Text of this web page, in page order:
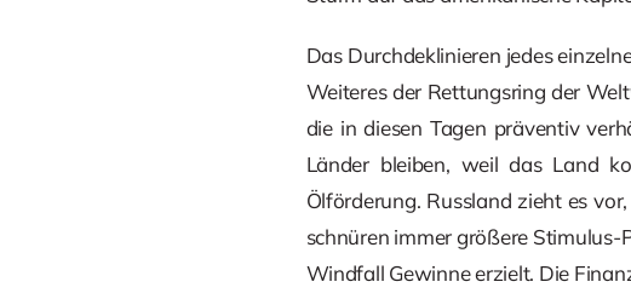
Das Durchdeklinieren jedes
Weiteres der Rettungsring der
die in diesen Tagen präventiv
Länder bleiben, weil das Land
Ölförderung. Russland zieht es
schnüren immer größere
Windfall Gewinne erzielt. Die